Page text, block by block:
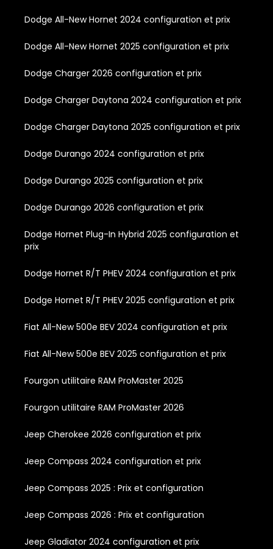
Dodge All-New Hornet 2024 configuration et prix
Dodge All-New Hornet 2025 configuration et prix
Dodge Charger 2026 configuration et prix
Dodge Charger Daytona 2024 configuration et prix
Dodge Charger Daytona 2025 configuration et prix
Dodge Durango 2024 configuration et prix
Dodge Durango 2025 configuration et prix
Dodge Durango 2026 configuration et prix
Dodge Hornet Plug-In Hybrid 2025 configuration et
prix
Dodge Hornet R/T PHEV 2024 configuration et prix
Dodge Hornet R/T PHEV 2025 configuration et prix
Fiat All-New 500e BEV 2024 configuration et prix
Fiat All-New 500e BEV 2025 configuration et prix
Fourgon utilitaire RAM ProMaster 2025
Fourgon utilitaire RAM ProMaster 2026
Jeep Cherokee 2026 configuration et prix
Jeep Compass 2024 configuration et prix
Jeep Compass 2025 : Prix et configuration
Jeep Compass 2026 : Prix et configuration
Jeep Gladiator 2024 configuration et prix